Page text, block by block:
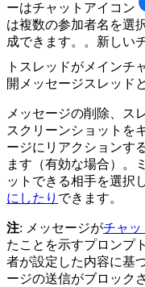
ーはチャットアイコン
は複数の参加者名を選
成できます。。新しい
トスレッドがメインチ
開メッセージスレッド
メッセージの削除、ス
スクリーンショットを
ージにリアクションす
ます（有効な場合）。
ットできる相手を選択
にしたり できます。
注: メッセージがチャッ
たことを示すプロンプ
者が設定した内容に基
ージの送信がブロック